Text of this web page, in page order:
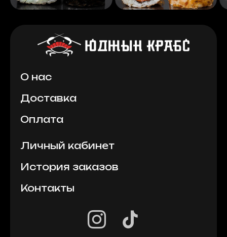
О нас
Доставка
Оплата
Личный кабинет
История заказов
Контакты